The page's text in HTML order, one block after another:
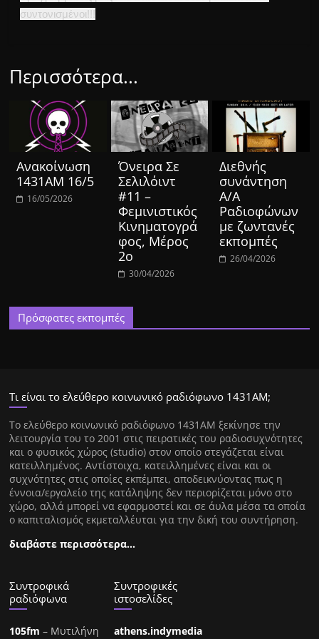
συντονισμένοι!!!
Περισσότερα...
Ανακοίνωση
1431ΑΜ 16/5
16/05/2026
Όνειρα Σε
Σελιλόιντ
#11 –
Φεμινιστικός
Κινηματογρά
φος, Μέρος
2ο
30/04/2026
Διεθνής
συνάντηση
Α/Α
Ραδιοφώνων
με ζωντανές
εκπομπές
26/04/2026
Πρόσφατες εκπομπές
Τι είναι το ελεύθερο κοινωνικό ραδιόφωνο 1431ΑΜ;
Tο ελεύθερο κοινωνικό ραδιόφωνο 1431AM ξεκίνησε την
λειτουργία του το 2001 στις πειρατικές του ραδιοσυχνότητες
και ο φυσικός χώρος (studio) στον οποίο στεγάζεται είναι
κατειλλημένος. Αντίστοιχα, κατειλλημένες είναι και οι
συχνότητες στις οποίες εκπέμπει, αποδεικνύοντας πως η
έννοια/εργαλείο της κατάληψης δεν περιορίζεται μόνο στο
χώρο, αλλά μπορεί να εφαρμοστεί και σε άυλα μέσα τα οποία
ο καπιταλισμός εκμεταλλέυται για την δική του συντήρηση.
διαβάστε περισσότερα…
Συντροφικά
ραδιόφωνα
105fm – Μυτιλήνη
Συντροφικές
ιστοσελίδες
athens.indymedia